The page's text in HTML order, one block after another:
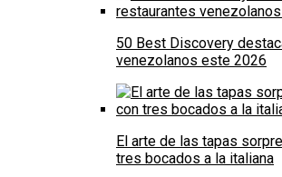
50 Best Discovery
venezolanos este 2026
El arte de las tapas
tres bocados a la italiana